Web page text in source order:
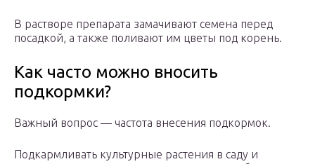
В растворе препарата замачивают семена перед
посадкой, а также поливают им цветы под корень.
Как часто можно вносить
подкормки?
Важный вопрос — частота внесения подкормок.
Подкармливать культурные растения в саду и